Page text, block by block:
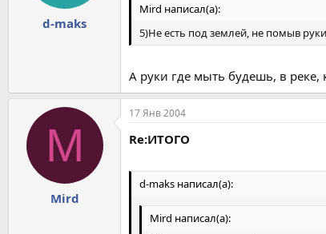
d-maks
Mird написал(а):
5)Не есть под землей, не помыв руки
А руки где мыть будешь, в
M
Mird
17 Янв 2004
Re:ИТОГО
d-maks написал(а):
Mird написал(а):